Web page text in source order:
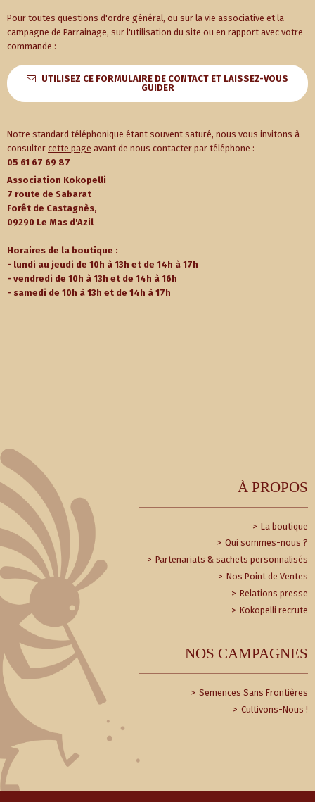
À PROPOS
La boutique
Qui sommes-nous ?
Partenariats & sachets personnalisés
Nos Point de Ventes
Relations presse
Kokopelli recrute
NOS CAMPAGNES
Semences Sans Frontières
Cultivons-Nous !
Pour toutes questions d'ordre général, ou sur la vie associative et la
campagne de Parrainage, sur l'utilisation du site ou en rapport avec votre
commande :
UTILISEZ CE FORMULAIRE DE CONTACT ET LAISSEZ-VOUS
GUIDER
Notre standard téléphonique étant souvent saturé, nous vous invitons à
consulter cette page avant de nous contacter par téléphone :
05 61 67 69 87
Association Kokopelli
7 route de Sabarat
Forêt de Castagnès,
09290 Le Mas d'Azil
Horaires de la boutique :
- lundi au jeudi de 10h à 13h et de 14h à 17h
- vendredi de 10h à 13h et de 14h à 16h
- samedi de 10h à 13h et de 14h à 17h